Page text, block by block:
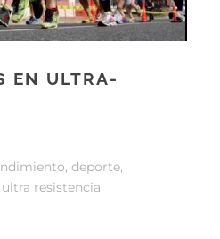
EN ULTRA-
, deporte,
ultra resistencia